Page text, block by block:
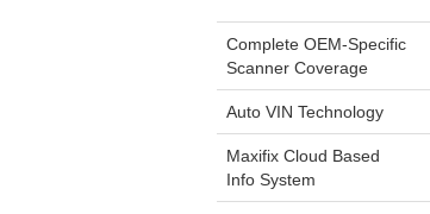
Complete OEM-Specific
Scanner Coverage
Auto VIN Technology
Maxifix Cloud Based
Info System